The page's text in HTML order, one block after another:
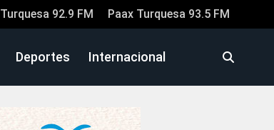
Turquesa 92.9 FM Paax Turquesa 93.5 FM
Deportes Internacional